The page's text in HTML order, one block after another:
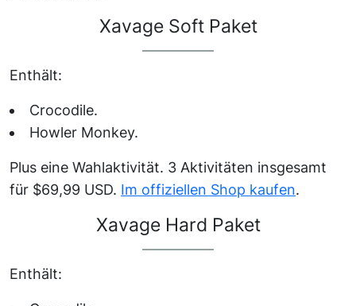
Xavage Soft Paket
Enthält:
Crocodile.
Howler Monkey.
Plus eine Wahlaktivität. 3 Aktivitäten insgesamt
für $69,99 USD. Im offiziellen Shop kaufen.
Xavage Hard Paket
Enthält: